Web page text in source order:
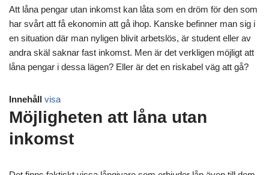
Att låna pengar utan inkomst kan låta som en dröm för den som
har svårt att få ekonomin att gå ihop. Kanske befinner man sig i
en situation där man nyligen blivit arbetslös, är student eller av
andra skäl saknar fast inkomst. Men är det verkligen möjligt att
låna pengar i dessa lägen? Eller är det en riskabel väg att gå?
Innehåll visa
Möjligheten att låna utan
inkomst